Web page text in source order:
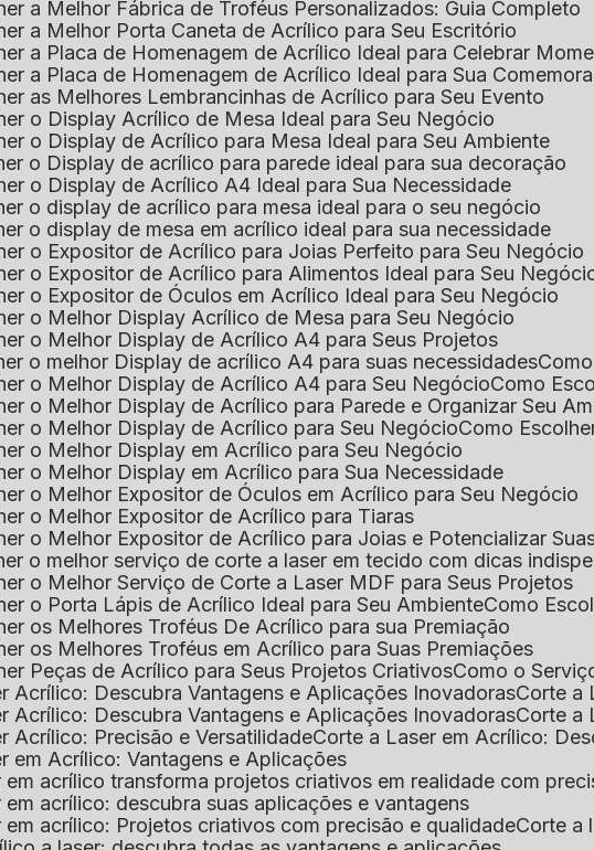
a Melhor Fábrica de Troféus Personalizados: Guia Completo
a Melhor Porta Caneta de Acrílico para Seu Escritório
a Placa de Homenagem de Acrílico Ideal para Celebrar
a Placa de Homenagem de Acrílico Ideal para Sua
as Melhores Lembrancinhas de Acrílico para Seu Evento
o Display Acrílico de Mesa Ideal para Seu Negócio
o Display de Acrílico para Mesa Ideal para Seu Ambiente
o Display de acrílico para parede ideal para sua decoração
o Display de Acrílico A4 Ideal para Sua Necessidade
o display de acrílico para mesa ideal para o seu negócio
o display de mesa em acrílico ideal para sua necessidade
o Expositor de Acrílico para Joias Perfeito para Seu Negócio
o Expositor de Acrílico para Alimentos Ideal para Seu
o Expositor de Óculos em Acrílico Ideal para Seu Negócio
o Melhor Display Acrílico de Mesa para Seu Negócio
o Melhor Display de Acrílico A4 para Seus Projetos
o melhor Display de acrílico A4 para suas necessidades
o Melhor Display de Acrílico A4 para Seu Negócio
Como
o Melhor Display de Acrílico para Parede e Organizar Seu
o Melhor Display de Acrílico para Seu Negócio
Como
o Melhor Display em Acrílico para Seu Negócio
o Melhor Display em Acrílico para Sua Necessidade
o Melhor Expositor de Óculos em Acrílico para Seu Negócio
o Melhor Expositor de Acrílico para Tiaras
o Melhor Expositor de Acrílico para Joias e Potencializar
o melhor serviço de corte a laser em tecido com dicas
o Melhor Serviço de Corte a Laser MDF para Seus Projetos
o Porta Lápis de Acrílico Ideal para Seu Ambiente
Como
os Melhores Troféus De Acrílico para sua Premiação
os Melhores Troféus em Acrílico para Suas Premiações
Peças de Acrílico para Seus Projetos Criativos
Como o
Acrílico: Descubra Vantagens e Aplicações Inovadoras
Corte
Acrílico: Descubra Vantagens e Aplicações Inovadoras
Corte
Acrílico: Precisão e Versatilidade
Corte a Laser em Acrílico:
em Acrílico: Vantagens e Aplicações
em acrílico transforma projetos criativos em realidade com
em acrílico: descubra suas aplicações e vantagens
em acrílico: Projetos criativos com precisão e qualidade
Corte